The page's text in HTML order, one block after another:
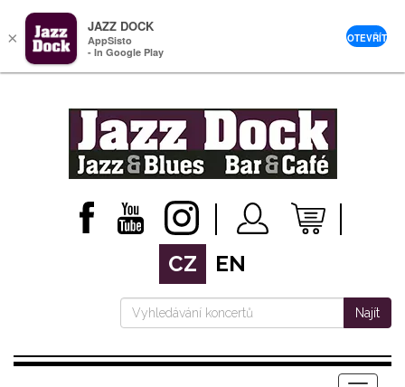
CZ EN
Najít
×
JAZZ DOCK
AppSisto
- In Google Play
OTEVŘÍT